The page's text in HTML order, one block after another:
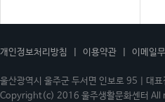
개인정보처리방침 이용약관 이메일
울산광역시 울주군 두서면 인보로 95 |
Copyright(c) 2016 울주생활문화센터